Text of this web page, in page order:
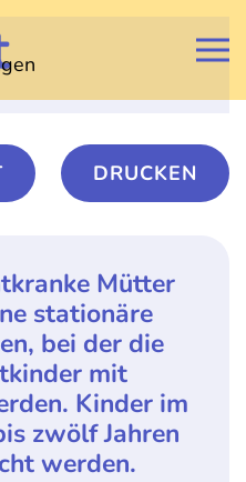
DRUCKEN
Mütter
stationäre
bei der die
mit
Kinder im
zwölf Jahren
werden.